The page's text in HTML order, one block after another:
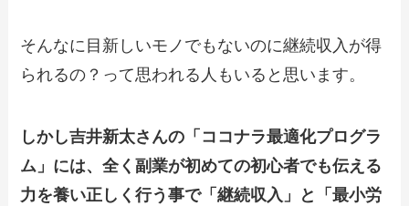
そんなに目新しいモノでもないのに継続収入が得
られるの？って思われる人もいると思います。
しかし吉井新太さんの「ココナラ最適化プログラ
ム」には、全く副業が初めての初心者でも伝える
力を養い正しく行う事で「継続収入」と「最小労